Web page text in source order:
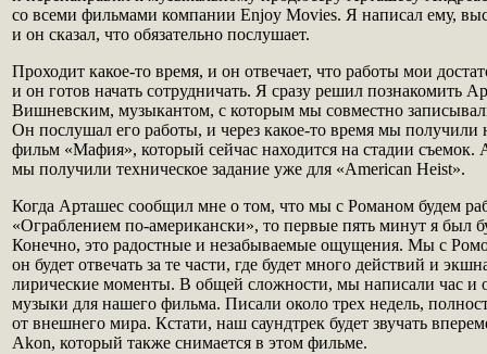
со всеми фильмами компании Enjoy Movies. Я написал ему,
и он сказал, что обязательно послушает.
Проходит какое-то время, и он отвечает, что работы мои
и он готов начать сотрудничать. Я сразу решил познакомить
Вишневским, музыкантом, с которым мы совместно
Он послушал его работы, и через какое-то время мы
фильм «Мафия», который сейчас находится на стадии съемок.
мы получили техническое задание уже для «American Heist».
Когда Арташес сообщил мне о том, что мы с Романом будем
«Ограблением по-американски», то первые пять минут я был
Конечно, это радостные и незабываемые ощущения. Мы с
он будет отвечать за те части, где будет много действий и
лирические моменты. В общей сложности, мы написали час и
музыки для нашего фильма. Писали около трех недель,
от внешнего мира. Кстати, наш саундтрек будет звучать
Akon, который также снимается в этом фильме.